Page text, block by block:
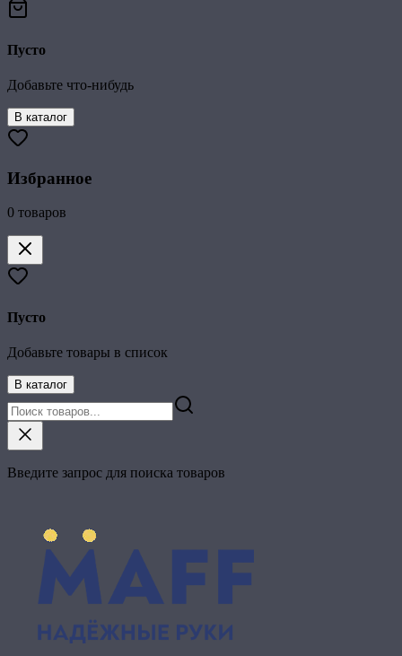
Пусто
Добавьте что-нибудь
В каталог
Избранное
0 товаров
Пусто
Добавьте товары в список
В каталог
Введите запрос для поиска товаров